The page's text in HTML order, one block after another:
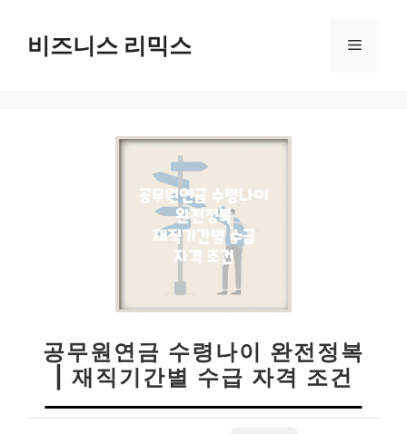
비즈니스 리믹스 메
공무원연금 수령나이 완전정복
| 재직기간별 수급 자격 조건